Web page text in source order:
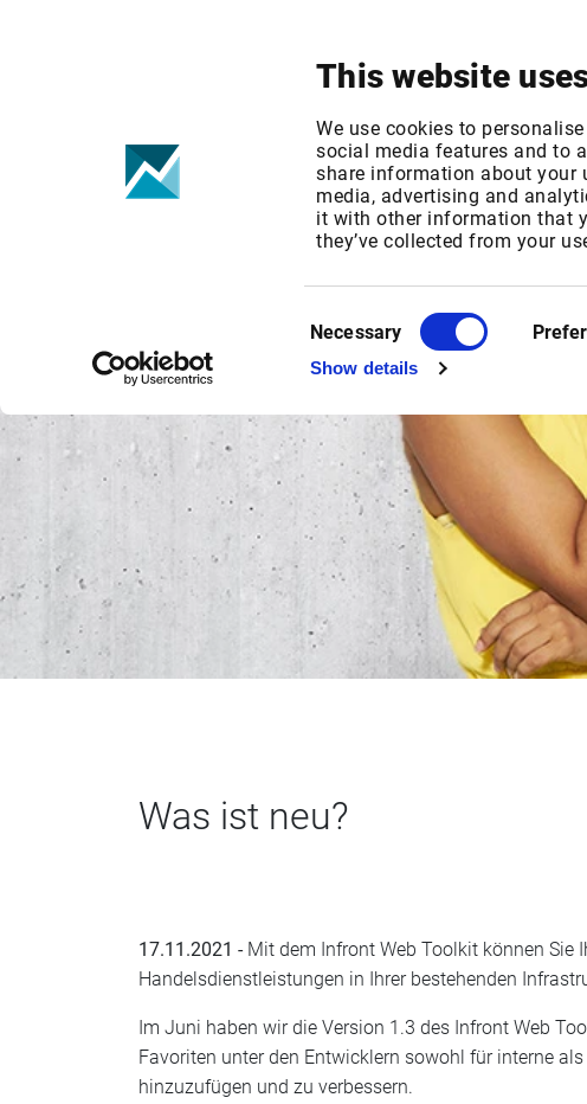
This website
We use cookies to
social media features and to
share information about your
media, advertising and
it with other information that
they’ve collected from your
Selection
Necessary
Show details
Was ist neu?
17.11.2021 -Mit dem Infront Web Toolkit können Sie
Handelsdienstleistungen in Ihrer bestehenden
Im Juni haben wir die Version 1.3 des Infront Web
Favoriten unter den Entwicklern sowohl für interne
hinzuzufügen und zu verbessern.